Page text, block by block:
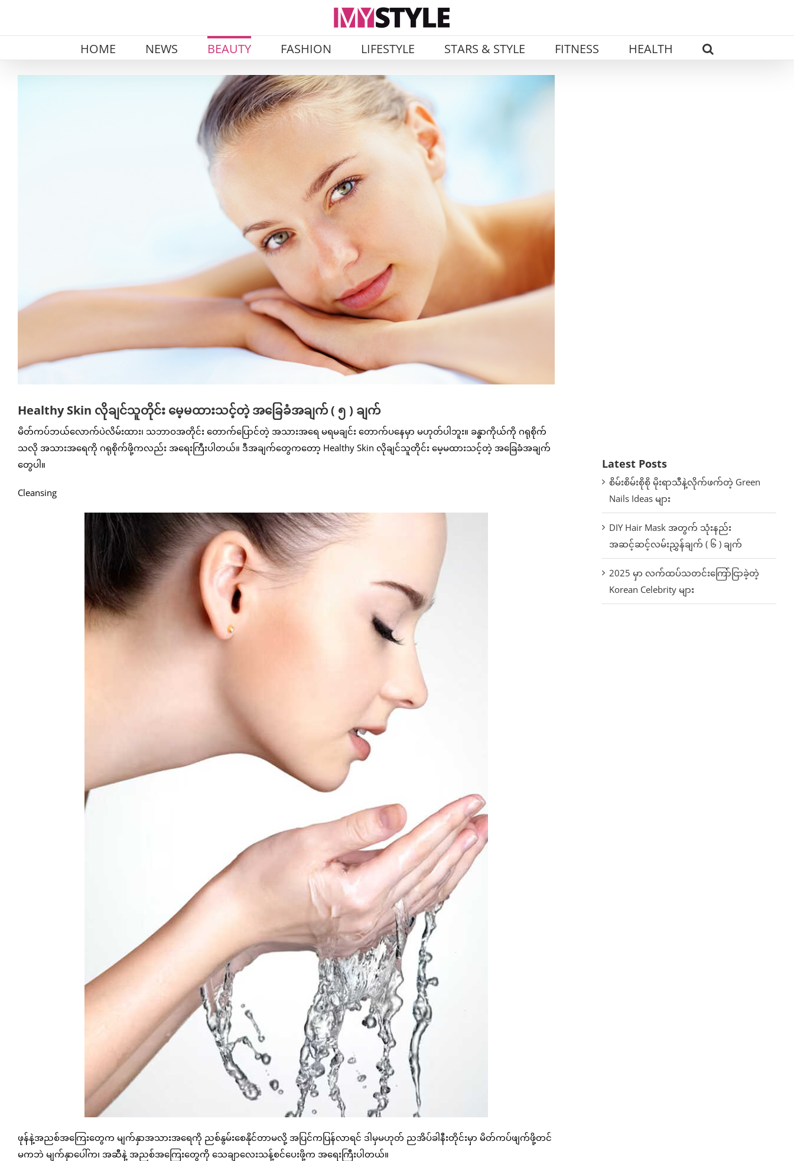
HOME NEWS BEAUTY FASHION LIFESTYLE STARS & STYLE FITNESS HEALTH
Healthy Skin လိုချင်သူတိုင်း မေ့မထားသင့်တဲ့ အခြေခံအချက် ( ၅ ) ချက်
မိတ်ကပ်ဘယ်လောက်ပဲလိမ်းထား၊ သဘာဝအတိုင်း တောက်ပြောင်တဲ့ အသားအရေ မရမချင်း တောက်ပနေမှာ မဟုတ်ပါဘူး။ ခန္ဓာကိုယ်ကို ဂရုစိုက်
သလို အသားအရေကို ဂရုစိုက်ဖို့ကလည်း အရေးကြီးပါတယ်။ ဒီအချက်တွေကတော့ Healthy Skin လိုချင်သူတိုင်း မေ့မထားသင့်တဲ့ အခြေခံအချက်
တွေပါ။
Cleansing
ဖုန်နဲ့အညစ်အကြေးတွေက မျက်နှာအသားအရေကို ညစ်နွမ်းစေနိုင်တာမလို့ အပြင်ကပြန်လာရင် ဒါမှမဟုတ် ညအိပ်ခါနီးတိုင်းမှာ မိတ်ကပ်ဖျက်ဖို့တင်
မကဘဲ မျက်နှာပေါ်က၊ အဆီနဲ့ အညစ်အကြေးတွေကို သေချာလေးသန့်စင်ပေးဖို့က အရေးကြီးပါတယ်။
Latest Posts
စိမ်းစိမ်းစိုစို မိုးရာသီနဲ့လိုက်ဖက်တဲ့ Green
Nails Ideas များ
DIY Hair Mask အတွက် သုံးနည်း
အဆင့်ဆင့်လမ်းညွှန်ချက် ( ၆ ) ချက်
2025 မှာ လက်ထပ်သတင်းကြော်ငြာခဲ့တဲ့
Korean Celebrity များ